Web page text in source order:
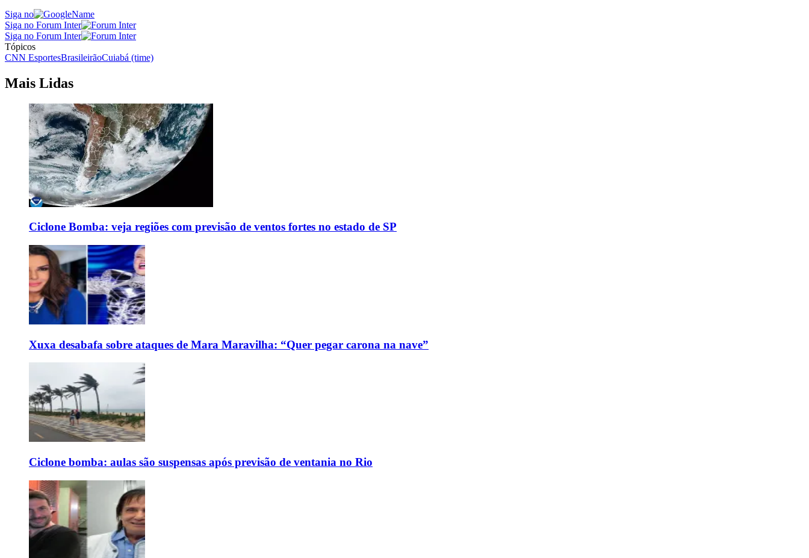
Siga no
Siga no Forum Inter
Siga no Forum Inter
Tópicos
CNN EsportesBrasileirãoCuiabá (time)
Mais Lidas
Ciclone Bomba: veja regiões com previsão de ventos fortes no estado de SP
Xuxa desabafa sobre ataques de Mara Maravilha: “Quer pegar carona na nave”
Ciclone bomba: aulas são suspensas após previsão de ventania no Rio